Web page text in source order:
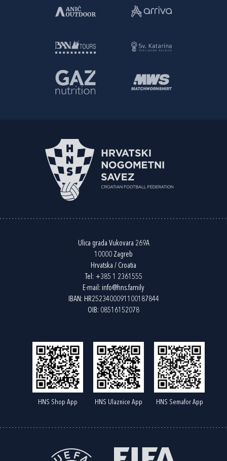
Ulica grada Vukovara 269A
10000 Zagreb
Hrvatska / Croatia
Tel: +385 1 2361555
E-mail: info@hns.family
IBAN: HR2523400091100187844
OIB: 08516152078
HNS Shop App HNS Ulaznice App HNS Semafor App